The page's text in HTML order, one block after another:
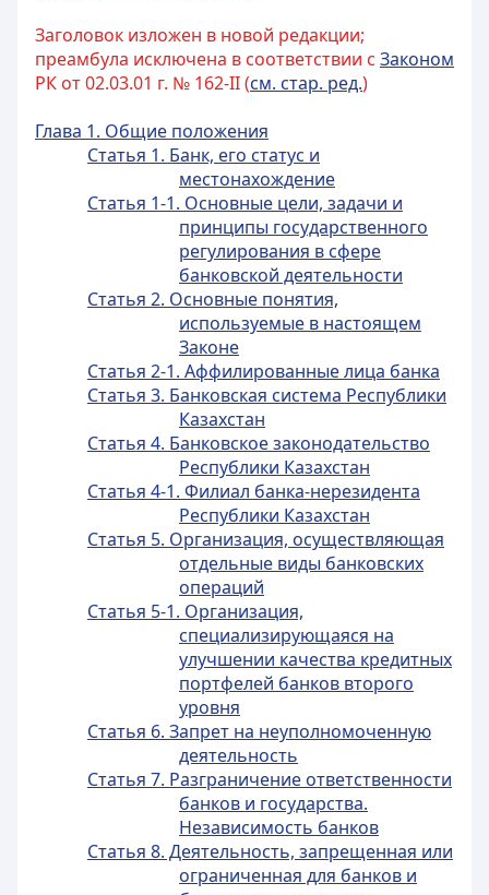
Заголовок изложен в новой редакции;
преамбула исключена в соответствии с Законом
РК от 02.03.01 г. № 162-II (см. стар. ред.)
Глава 1. Общие положения
Статья 1. Банк, его статус и
местонахождение
Статья 1-1. Основные цели, задачи и
принципы государственного
регулирования в сфере
банковской деятельности
Статья 2. Основные понятия,
используемые в настоящем
Законе
Статья 2-1. Аффилированные лица банка
Статья 3. Банковская система Республики
Казахстан
Статья 4. Банковское законодательство
Республики Казахстан
Статья 4-1. Филиал банка-нерезидента
Республики Казахстан
Статья 5. Организация, осуществляющая
отдельные виды банковских
операций
Статья 5-1. Организация,
специализирующаяся на
улучшении качества кредитных
портфелей банков второго
уровня
Статья 6. Запрет на неуполномоченную
деятельность
Статья 7. Разграничение ответственности
банков и государства.
Независимость банков
Статья 8. Деятельность, запрещенная или
ограниченная для банков и